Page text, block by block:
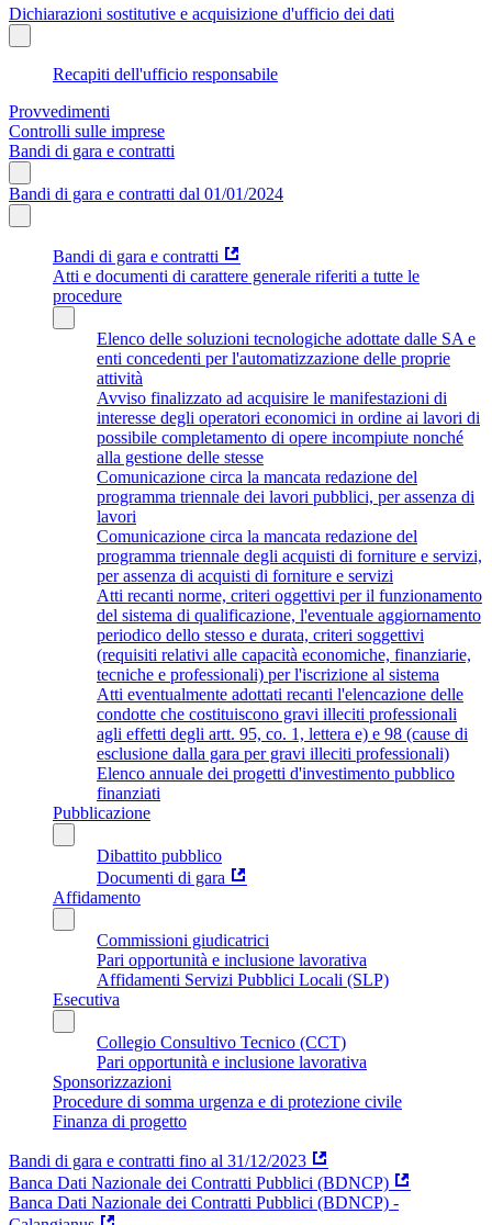
Dichiarazioni sostitutive e acquisizione d'ufficio dei dati
Recapiti dell'ufficio responsabile
Provvedimenti
Controlli sulle imprese
Bandi di gara e contratti
Bandi di gara e contratti dal 01/01/2024
Bandi di gara e contratti
Atti e documenti di carattere generale riferiti a tutte le
procedure
Elenco delle soluzioni tecnologiche adottate dalle SA e
enti concedenti per l'automatizzazione delle proprie
attività
Avviso finalizzato ad acquisire le manifestazioni di
interesse degli operatori economici in ordine ai lavori di
possibile completamento di opere incompiute nonché
alla gestione delle stesse
Comunicazione circa la mancata redazione del
programma triennale dei lavori pubblici, per assenza di
lavori
Comunicazione circa la mancata redazione del
programma triennale degli acquisti di forniture e servizi,
per assenza di acquisti di forniture e servizi
Atti recanti norme, criteri oggettivi per il funzionamento
del sistema di qualificazione, l'eventuale aggiornamento
periodico dello stesso e durata, criteri soggettivi
(requisiti relativi alle capacità economiche, finanziarie,
tecniche e professionali) per l'iscrizione al sistema
Atti eventualmente adottati recanti l'elencazione delle
condotte che costituiscono gravi illeciti professionali
agli effetti degli artt. 95, co. 1, lettera e) e 98 (cause di
esclusione dalla gara per gravi illeciti professionali)
Elenco annuale dei progetti d'investimento pubblico
finanziati
Pubblicazione
Dibattito pubblico
Documenti di gara
Affidamento
Commissioni giudicatrici
Pari opportunità e inclusione lavorativa
Affidamenti Servizi Pubblici Locali (SLP)
Esecutiva
Collegio Consultivo Tecnico (CCT)
Pari opportunità e inclusione lavorativa
Sponsorizzazioni
Procedure di somma urgenza e di protezione civile
Finanza di progetto
Bandi di gara e contratti fino al 31/12/2023
Banca Dati Nazionale dei Contratti Pubblici (BDNCP)
Banca Dati Nazionale dei Contratti Pubblici (BDNCP) -